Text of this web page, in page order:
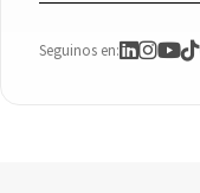
Seguinos en: